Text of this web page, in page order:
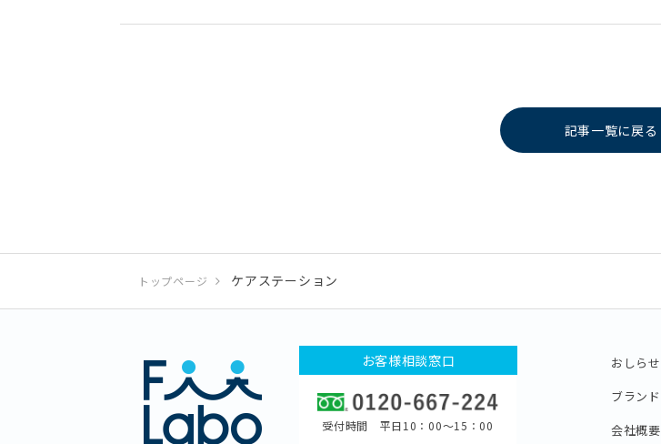
記事一覧に戻る
トップページ ケアステーション
お客様相談窓口
受付時間 平日10：00〜15：00
おしらせ
ブランド
会社概要